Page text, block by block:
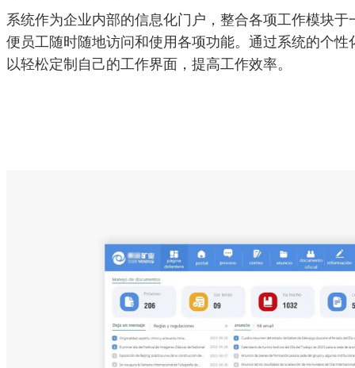
系统作为企业内部的信息化门户，整合各项工作模块于
便员工随时随地访问和使用各项功能。通过系统的个性
以轻松定制自己的工作界面，提高工作效率。